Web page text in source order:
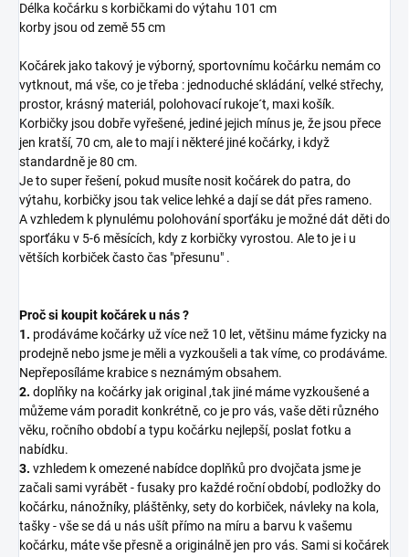
Délka kočárku s korbičkami do výtahu 101 cm
korby jsou od země 55 cm
Kočárek jako takový je výborný, sportovnímu kočárku nemám co
vytknout, má vše, co je třeba : jednoduché skládání, velké střechy,
prostor, krásný materiál, polohovací rukoje´t, maxi košík.
Korbičky jsou dobře vyřešené, jediné jejich mínus je, že jsou přece
jen kratší, 70 cm, ale to mají i některé jiné kočárky, i když
standardně je 80 cm.
Je to super řešení, pokud musíte nosit kočárek do patra, do
výtahu, korbičky jsou tak velice lehké a dají se dát přes rameno.
A vzhledem k plynulému polohování sporťáku je možné dát děti do
sporťáku v 5-6 měsících, kdy z korbičky vyrostou. Ale to je i u
větších korbiček často čas "přesunu" .
Proč si koupit kočárek u nás ?
1. prodáváme kočárky už více než 10 let, většinu máme fyzicky na
prodejně nebo jsme je měli a vyzkoušeli a tak víme, co prodáváme.
Nepřeposíláme krabice s neznámým obsahem.
2. doplňky na kočárky jak original ,tak jiné máme vyzkoušené a
můžeme vám poradit konkrétně, co je pro vás, vaše děti různého
věku, ročního období a typu kočárku nejlepší, poslat fotku a
nabídku.
3. vzhledem k omezené nabídce doplňků pro dvojčata jsme je
začali sami vyrábět - fusaky pro každé roční období, podložky do
kočárku, nánožníky, pláštěnky, sety do korbiček, návleky na kola,
tašky - vše se dá u nás ušít přímo na míru a barvu k vašemu
kočárku, máte vše přesně a originálně jen pro vás. Sami si kočárek